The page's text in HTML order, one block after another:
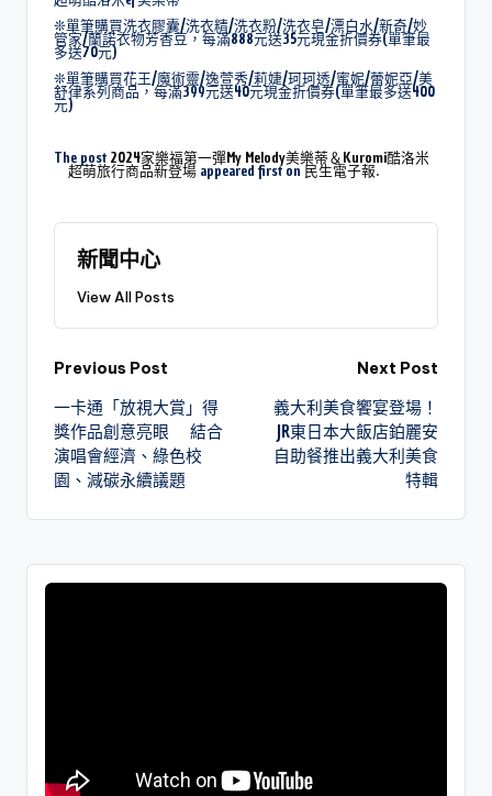
❊單筆購買洗衣膠囊/洗衣精/洗衣粉/洗衣皂/漂白水/新奇/妙
管家/蘭諾衣物芳香豆，每滿888元送35元現金折價券(單筆最
多送70元)
❊單筆購買花王/魔術靈/逸萱秀/莉婕/珂珂透/蜜妮/蕾妮亞/美
舒律系列商品，每滿399元送40元現金折價券(單筆最多送400
元)
The post 2024家樂福第一彈My Melody美樂蒂＆Kuromi酷洛米
超萌旅行商品新登場 appeared first on民生電子報.
新聞中心
View All Posts
Previous Post
一卡通「放視大賞」得
獎作品創意亮眼 結合
演唱會經濟、綠色校
園、減碳永續議題
Next Post
義大利美食饗宴登場！
JR東日本大飯店鉑麗安
自助餐推出義大利美食
特輯